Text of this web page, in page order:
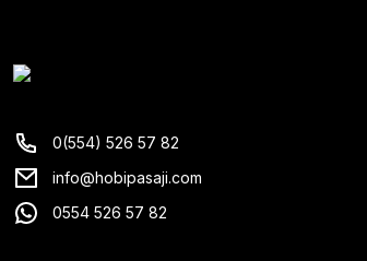
0(554) 526 57 82
info@hobipasaji.com
0554 526 57 82